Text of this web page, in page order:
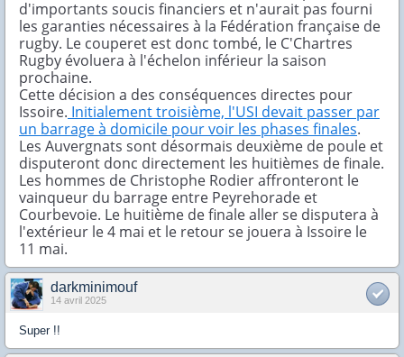
d'importants soucis financiers et n'aurait pas fourni
les garanties nécessaires à la Fédération française de
rugby. Le couperet est donc tombé, le C'Chartres
Rugby évoluera à l'échelon inférieur la saison
prochaine.
Cette décision a des conséquences directes pour
Issoire. Initialement troisième, l'USI devait passer par
un barrage à domicile pour voir les phases finales.
Les Auvergnats sont désormais deuxième de poule et
disputeront donc directement les huitièmes de finale.
Les hommes de Christophe Rodier affronteront le
vainqueur du barrage entre Peyrehorade et
Courbevoie. Le huitième de finale aller se disputera à
l'extérieur le 4 mai et le retour se jouera à Issoire le
11 mai.
darkminimouf
14 avril 2025
Super !!